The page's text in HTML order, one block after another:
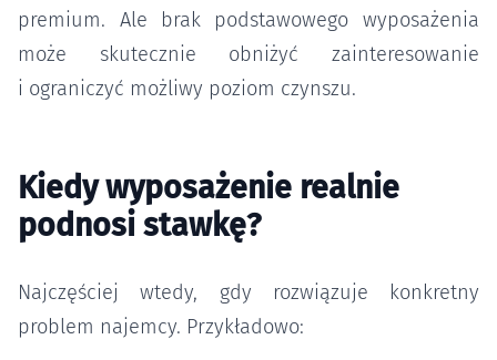
premium. Ale brak podstawowego wyposażenia
może skutecznie obniżyć zainteresowanie
i ograniczyć możliwy poziom czynszu.
Kiedy wyposażenie realnie
podnosi stawkę?
Najczęściej wtedy, gdy rozwiązuje konkretny
problem najemcy. Przykładowo: